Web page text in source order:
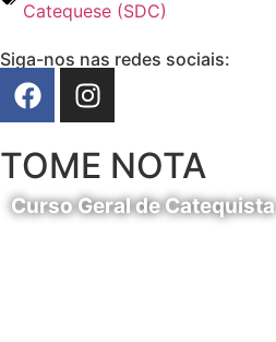
Catequese (SDC)
Siga-nos nas redes sociais:
TOME NOTA
Curso Geral de Catequista